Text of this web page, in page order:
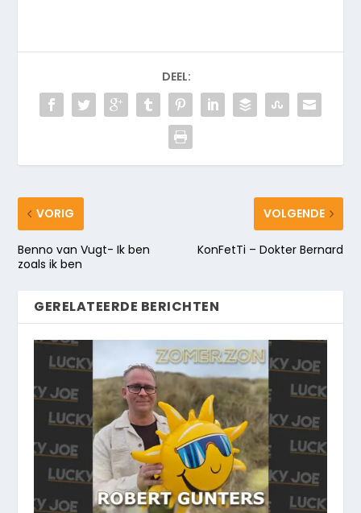
DEEL:
VORIG
Benno van Vugt- Ik ben
zoals ik ben
VOLGENDE
KonFetTi – Dokter Bernard
GERELATEERDE BERICHTEN